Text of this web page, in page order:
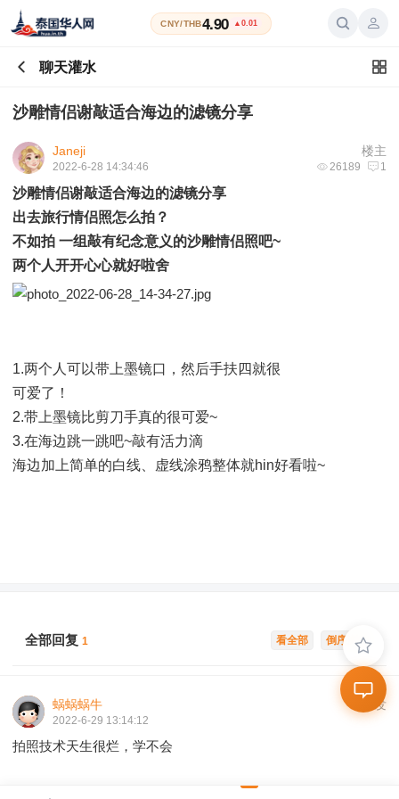
CNY/THB4.90 ▲0.01
聊天灌水
沙雕情侣谢敲适合海边的滤镜分享
楼主
Janeji
26189 1
2022-6-28 14:34:46
沙雕情侣谢敲适合海边的滤镜分享
出去旅行情侣照怎么拍？
不如拍 一组敲有纪念意义的沙雕情侣照吧~
两个人开开心心就好啦舍
1.两个人可以带上墨镜口，然后手扶四就很
可爱了！
2.带上墨镜比剪刀手真的很可爱~
3.在海边跳一跳吧~敲有活力滴
海边加上简单的白线、虚线涂鸦整体就hin好看啦~
倒序浏览
看全部
全部回复 1
沙发
蜗蜗蜗牛
2022-6-29 13:14:12
拍照技术天生很烂，学不会